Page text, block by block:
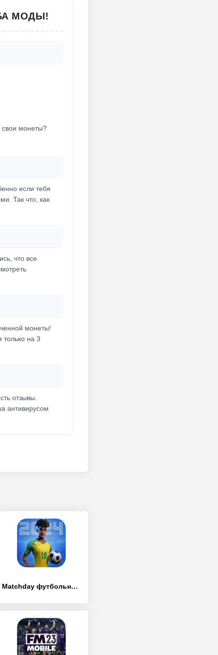
МОДЫ!
свои монеты?
если тебя
Так что, как
что все
монеты!
только на 3
отзывы.
антивирусом
Matchday футбольный менеджер